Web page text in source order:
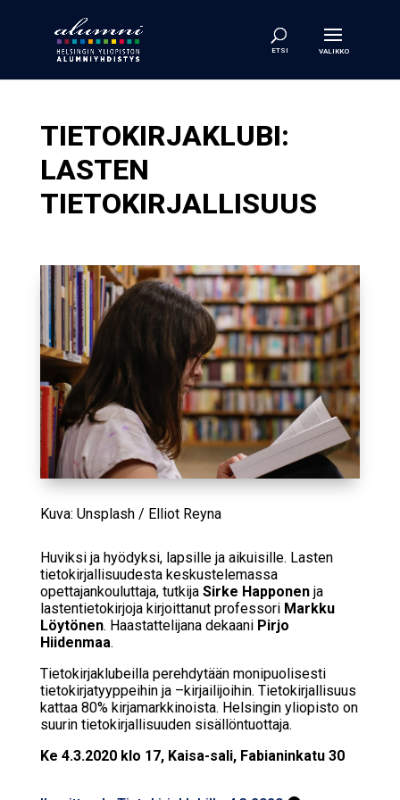
TIETOKIRJAKLUBI:
LASTEN
TIETOKIRJALLISUUS
Kuva: Unsplash / Elliot Reyna
Huviksi ja hyödyksi, lapsille ja aikuisille. Lasten
tietokirjallisuudesta keskustelemassa
opettajankouluttaja, tutkijaSirke Happonenja
lastentietokirjoja kirjoittanut professori Markku
Löytönen. Haastattelijana dekaani Pirjo
Hiidenmaa.
Tietokirjaklubeilla perehdytään monipuolisesti
tietokirjatyyppeihin ja –kirjailijoihin. Tietokirjallisuus
kattaa 80% kirjamarkkinoista. Helsingin yliopisto on
suurin tietokirjallisuuden sisällöntuottaja.
Ke 4.3.2020 klo 17, Kaisa-sali, Fabianinkatu 30